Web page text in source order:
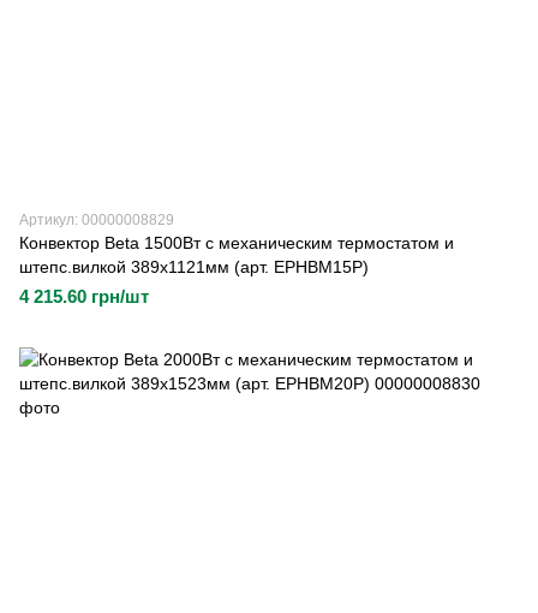
Артикул: 00000008829
Конвектор Beta 1500Вт с механическим термостатом и
штепс.вилкой 389х1121мм (арт. EPHBM15P)
4 215.60 грн/шт